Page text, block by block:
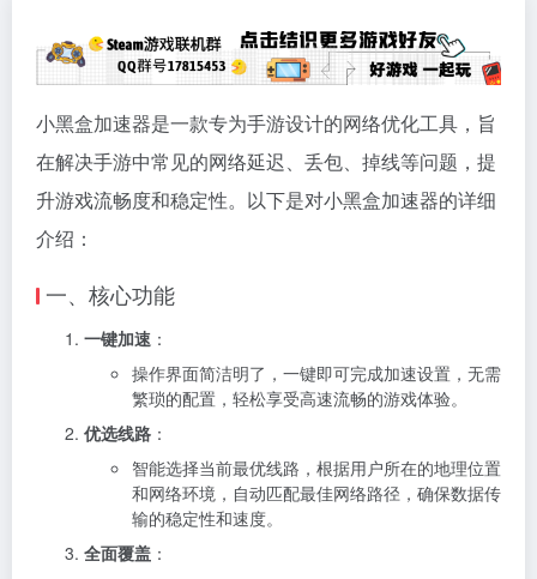
小黑盒加速器是一款专为手游设计的网络优化工具，旨
在解决手游中常见的网络延迟、丢包、掉线等问题，提
升游戏流畅度和稳定性。以下是对小黑盒加速器的详细
介绍：
一、核心功能
一键加速 ：
操作界面简洁明了，一键即可完成加速设置，无需
繁琐的配置，轻松享受高速流畅的游戏体验。
优选线路 ：
智能选择当前最优线路，根据用户所在的地理位置
和网络环境，自动匹配最佳网络路径，确保数据传
输的稳定性和速度。
全面覆盖 ：